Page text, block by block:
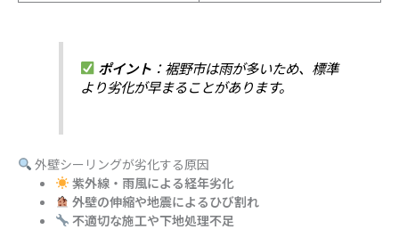
ポイント ：裾野市は雨が多いため、標準
より劣化が早まることがあります。
外壁シーリングが劣化する原因
紫外線・雨風による経年劣化
外壁の伸縮や地震によるひび割れ
不適切な施工や下地処理不足